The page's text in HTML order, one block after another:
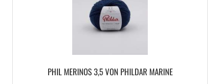
PHIL MERINOS 3,5 VON PHILDAR MARINE